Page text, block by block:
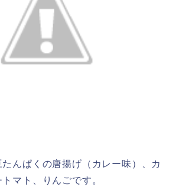
んぱくの唐揚げ（カレー味）、カ
マト、りんごです。